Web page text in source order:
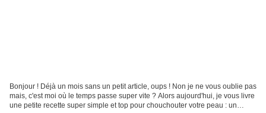
Bonjour ! Déjà un mois sans un petit article, oups ! Non je ne vous oublie pas
mais, c'est moi où le temps passe super vite ? Alors aujourd'hui, je vous livre
une petite recette super simple et top pour chouchouter votre peau : un